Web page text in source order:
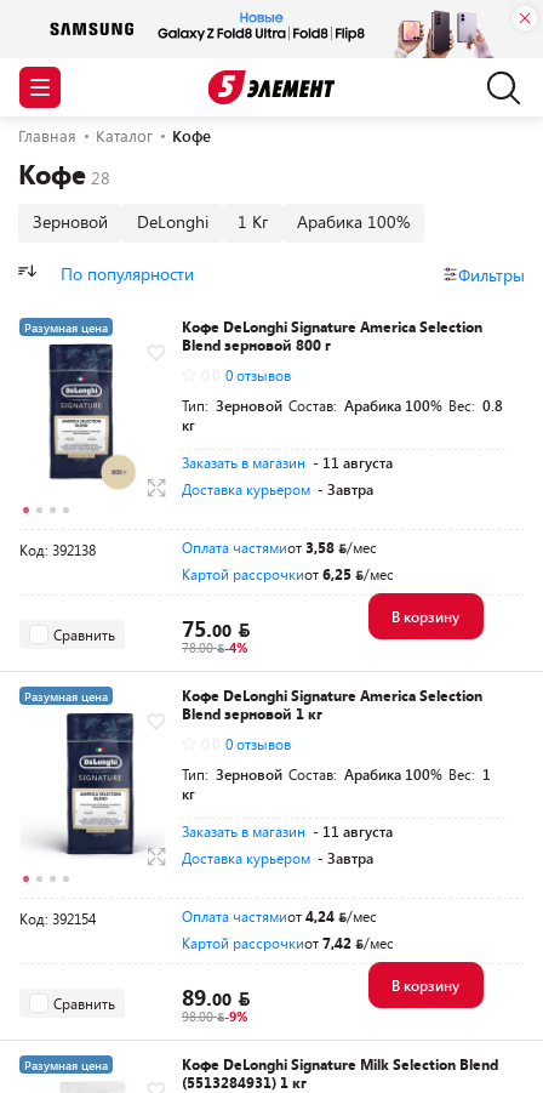
Главная Каталог Кофе
Кофе
Зерновой DeLonghi 1 Кг Арабика 100%
По популярности Фильтры
Разумная цена
Кофе DeLonghi Signature America Selection
Blend зерновой 800 г
0 отзывов
Тип: Зерновой Состав: Арабика 100% Вес: 0.8
кг
Заказать в магазин - 11 августа
Доставка курьером - Завтра
Код: 392138 Оплата частямиот3,58
/мес
Картой рассрочкиот6,25 /мес
Сравнить 75.00
78.00 -4%
В корзину
Разумная цена
Кофе DeLonghi Signature America Selection
Blend зерновой 1 кг
0 отзывов
Тип: Зерновой Состав: Арабика 100% Вес: 1
кг
Заказать в магазин - 11 августа
Доставка курьером - Завтра
Код: 392154 Оплата частямиот4,24
/мес
Картой рассрочкиот7,42 /мес
Сравнить 89.00
98.00 -9%
В корзину
Разумная цена
Кофе DeLonghi Signature Milk Selection Blend
(5513284931) 1 кг